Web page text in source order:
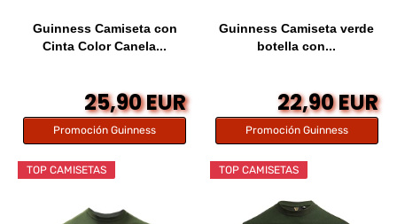
Guinness Camiseta con
Cinta Color Canela...
25,90 EUR
Promoción Guinness
Guinness Camiseta verde
botella con...
22,90 EUR
Promoción Guinness
TOP CAMISETAS TOP CAMISETAS